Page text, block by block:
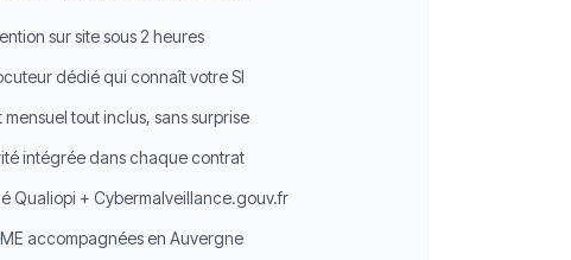
sur site sous 2 heures
dédié qui connaît votre SI
mensuel tout inclus, sans surprise
intégrée dans chaque contrat
Qualiopi + Cybermalveillance.gouv.fr
accompagnées en Auvergne